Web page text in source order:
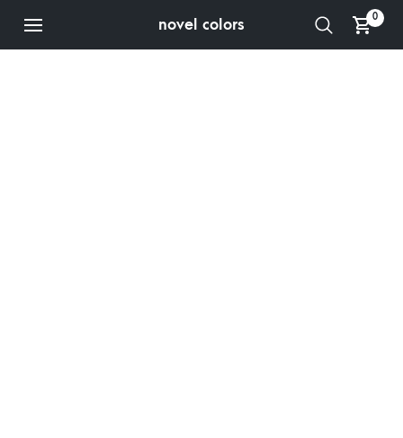
novel colors 0